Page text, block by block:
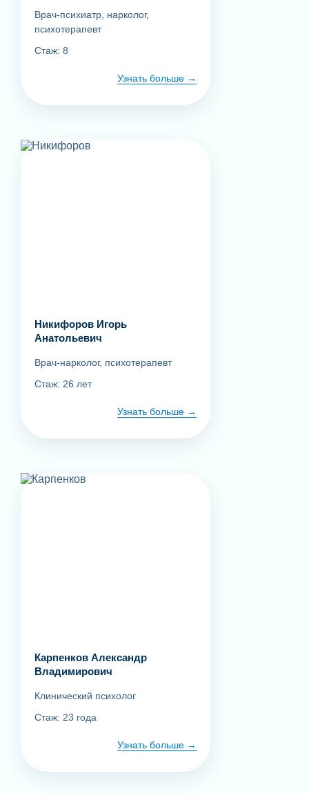
Врач-психиатр, нарколог,
психотерапевт
Стаж: 8
Узнать больше
Никифоров Игорь
Анатольевич
Врач-нарколог, психотерапевт
Стаж: 26 лет
Узнать больше
Карпенков Александр
Владимирович
Клинический психолог
Стаж: 23 года
Узнать больше